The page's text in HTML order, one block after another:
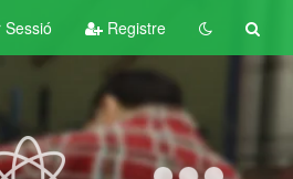
Sessió Registre